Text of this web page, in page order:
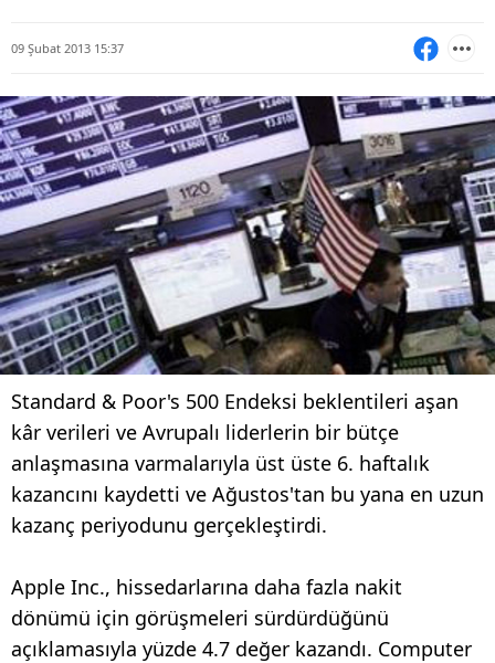
09 Şubat 2013 15:37
Standard & Poor's 500 Endeksi beklentileri aşan
kâr verileri ve Avrupalı liderlerin bir bütçe
anlaşmasına varmalarıyla üst üste 6. haftalık
kazancını kaydetti ve Ağustos'tan bu yana en uzun
kazanç periyodunu gerçekleştirdi.
Apple Inc., hissedarlarına daha fazla nakit
dönümü için görüşmeleri sürdürdüğünü
açıklamasıyla yüzde 4.7 değer kazandı. Computer